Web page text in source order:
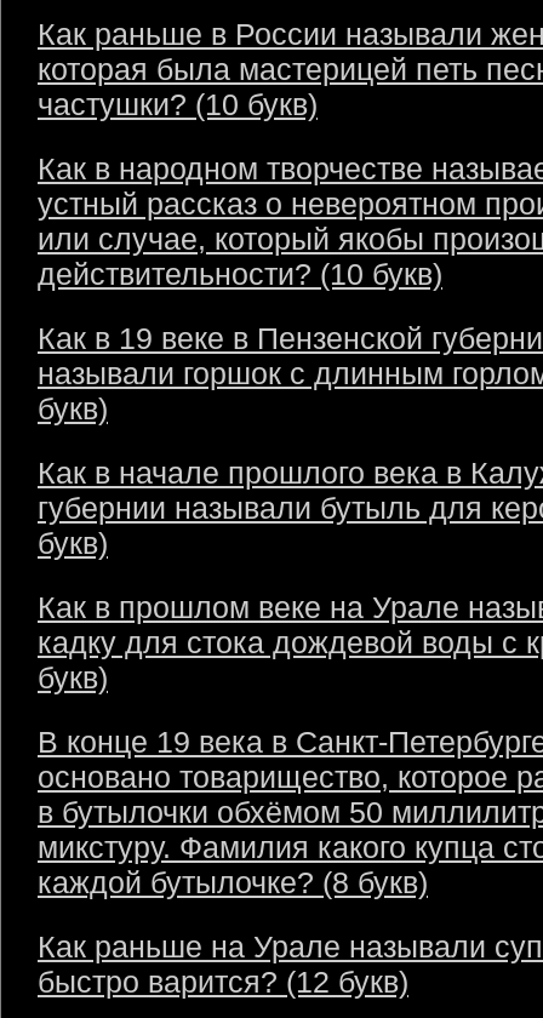
Как раньше в России называли
которая была мастерицей петь
частушки? (10 букв)
Как в народном творчестве
устный рассказ о невероятном
или случае, который якобы
действительности? (10 букв)
Как в 19 веке в Пензенской
называли горшок с длинным
букв)
Как в начале прошлого века в
губернии называли бутыль для
букв)
Как в прошлом веке на Урале
кадку для стока дождевой воды с
букв)
В конце 19 века в Санкт-
основано товарищество, которое
в бутылочки обхёмом 50
микстуру. Фамилия какого купца
каждой бутылочке? (8 букв)
Как раньше на Урале называли
быстро варится? (12 букв)